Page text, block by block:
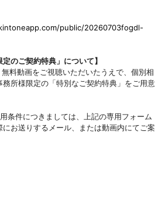
public/20260703fogdl-
のご契約特典」について】
料動画をご視聴いただいたうえで、個別相
所様限定の「特別なご契約特典」をご用意
条件につきましては、上記の専用フォーム
お送りするメール、または動画内にてご案